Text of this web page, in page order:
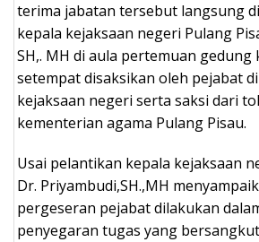
terima jabatan tersebut langsung
kepala kejaksaan negeri Pulang
SH,. MH di aula pertemuan gedung
setempat disaksikan oleh pejabat
kejaksaan negeri serta saksi dari
kementerian agama Pulang Pisau.
Usai pelantikan kepala kejaksaan
Dr. Priyambudi,SH.,MH
pergeseran pejabat dilakukan
penyegaran tugas yang